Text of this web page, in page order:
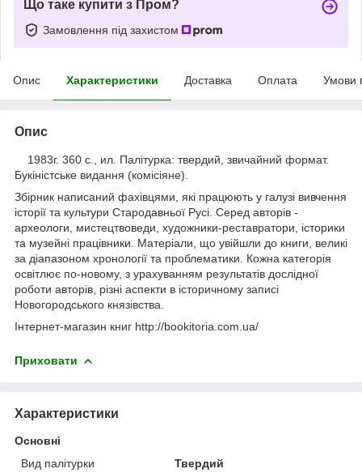
Що таке купити з Пром?
Замовлення під захистом
Опис Характеристики Доставка Оплата Умови
Опис
1983г. 360 с., ил. Палітурка: твердий, звичайний формат.
Букіністське видання (комісіяне).
Збірник написаний фахівцями, які працюють у галузі вивчення
історії та культури Стародавньої Русі. Серед авторів -
археологи, мистецтвоведи, художники-реставратори, історики
та музейні працівники. Матеріали, що увійшли до книги, великі
за діапазоном хронології та проблематики. Кожна категорія
освітлює по-новому, з урахуванням результатів дослідної
роботи авторів, різні аспекти в історичному записі
Новогородського князівства.
Інтернет-магазин книг http://bookitoria.com.ua/
Приховати
Характеристики
Основні
Вид палітурки
Твердий